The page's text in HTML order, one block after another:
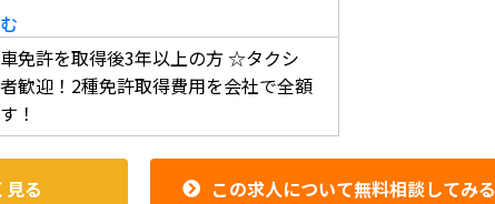
免許を取得後3年以上の方☆タクシ
歓迎！2種免許取得費用を会社で全額
！
見る この求人について無料相談してみる